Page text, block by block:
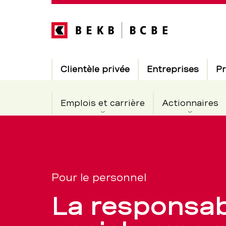
Hauptnavigation
Clientèle privée Entreprises
Emplois et carrière Actionnaires
navigation
service
Pour le personnel
La